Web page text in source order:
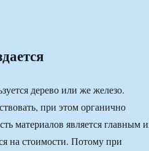
дерево или же железо.
при этом органично
материалов является главным
на стоимости. Потому при